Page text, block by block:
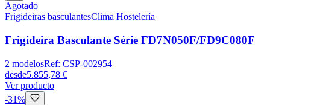
Agotado
Frigideiras basculantesClima Hostelería
Frigideira Basculante Série FD7N050F/FD9C080F
2 modelosRef: CSP-002954
desde5.855,78 €
Ver producto
-31%